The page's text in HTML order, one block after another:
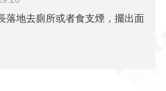
落地去廁所或者食支煙，擺出面